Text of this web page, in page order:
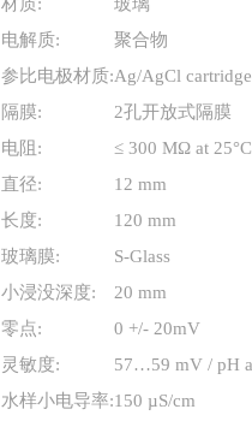
电解质:
聚合物
参比电极材质:Ag/AgCl cartridge
隔膜: 2孔开放式隔膜
电阻 :
≤ 300 MΩ at 25°C
直径:
12 mm
长度:
120 mm
玻璃膜:
S-Glass
小浸没深度:
20 mm
零点:
0 +/- 20mV
灵敏度:
57…59 mV / pH
水样小电导率:150 µS/cm